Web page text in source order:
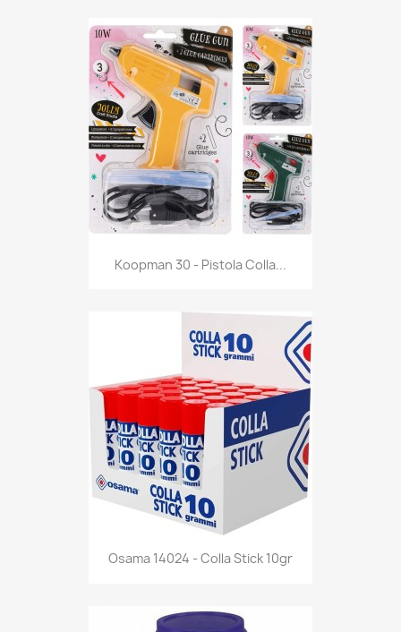
 Anteprima
Koopman 30 - Pistola Colla...
Anteprima
Osama 14024 - Colla Stick 10gr